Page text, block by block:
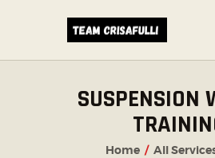
SUSPENSION
Home All
CORSI